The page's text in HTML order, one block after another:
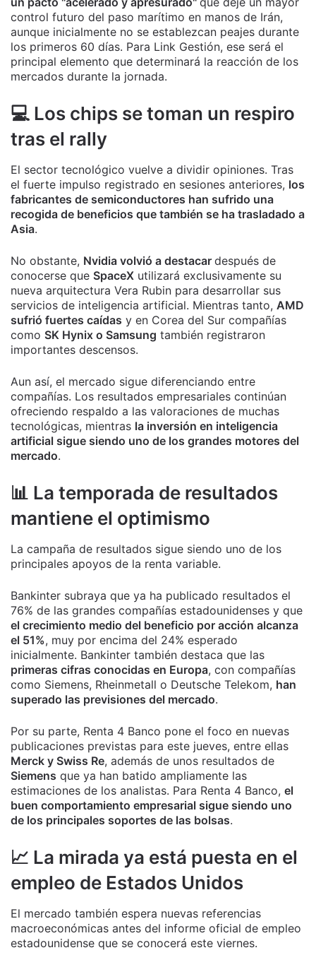
control futuro del paso marítimo en manos de Irán,
aunque inicialmente no se establezcan peajes durante
los primeros 60 días. Para Link Gestión, ese será el
principal elemento que determinará la reacción de los
mercados durante la jornada.
💻 Los chips se toman un respiro
tras el rally
El sector tecnológico vuelve a dividir opiniones. Tras
el fuerte impulso registrado en sesiones anteriores, los
fabricantes de semiconductores han sufrido una
recogida de beneficios que también se ha trasladado a
Asia.
No obstante, Nvidia volvió a destacar después de
conocerse que SpaceX utilizará exclusivamente su
nueva arquitectura Vera Rubin para desarrollar sus
servicios de inteligencia artificial. Mientras tanto, AMD
sufrió fuertes caídas y en Corea del Sur compañías
como SK Hynix o Samsung también registraron
importantes descensos.
Aun así, el mercado sigue diferenciando entre
compañías. Los resultados empresariales continúan
ofreciendo respaldo a las valoraciones de muchas
tecnológicas, mientras la inversión en inteligencia
artificial sigue siendo uno de los grandes motores del
mercado.
📊 La temporada de resultados
mantiene el optimismo
La campaña de resultados sigue siendo uno de los
principales apoyos de la renta variable.
Bankinter subraya que ya ha publicado resultados el
76% de las grandes compañías estadounidenses y que
el crecimiento medio del beneficio por acción alcanza
el 51%, muy por encima del 24% esperado
inicialmente. Bankinter también destaca que las
primeras cifras conocidas en Europa, con compañías
como Siemens, Rheinmetall o Deutsche Telekom, han
superado las previsiones del mercado.
Por su parte, Renta 4 Banco pone el foco en nuevas
publicaciones previstas para este jueves, entre ellas
Merck y Swiss Re, además de unos resultados de
Siemens que ya han batido ampliamente las
estimaciones de los analistas. Para Renta 4 Banco, el
buen comportamiento empresarial sigue siendo uno
de los principales soportes de las bolsas.
📈 La mirada ya está puesta en el
empleo de Estados Unidos
El mercado también espera nuevas referencias
macroeconómicas antes del informe oficial de empleo
estadounidense que se conocerá este viernes.